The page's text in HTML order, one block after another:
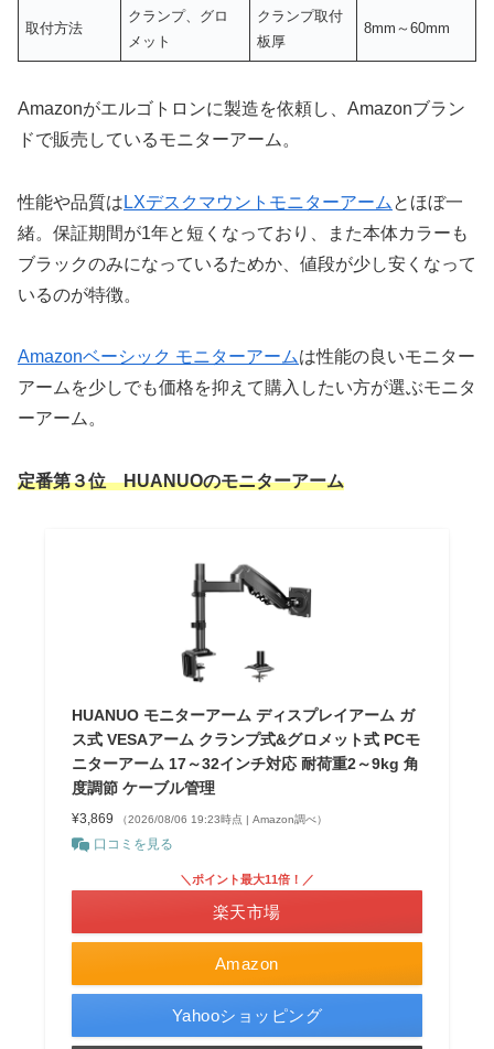
取付方法
クランプ、グロ
メット
クランプ取付
板厚
8mm～60mm
Amazonがエルゴトロンに製造を依頼し、Amazonブラン
ドで販売しているモニターアーム。
性能や品質は LXデスクマウントモニターアーム とほぼ一
緒。保証期間が1年と短くなっており、また本体カラーも
ブラックのみになっているためか、値段が少し安くなって
いるのが特徴。
Amazonベーシック モニターアームは性能の良いモニター
アームを少しでも価格を抑えて購入したい方が選ぶモニタ
ーアーム。
定番第３位 HUANUOのモニターアーム
HUANUO モニターアーム ディスプレイアーム ガ
ス式 VESAアーム クランプ式&グロメット式 PCモ
ニターアーム 17～32インチ対応 耐荷重2～9kg 角
度調節 ケーブル管理
¥3,869 （2026/08/06 19:23時点 | Amazon調べ）
口コミを見る
Amazon
＼ポイント最大11倍！／
楽天市場
Yahooショッピング